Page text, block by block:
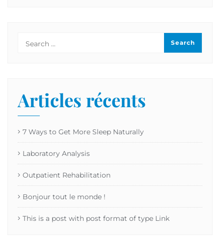
Articles récents
7 Ways to Get More Sleep Naturally
Laboratory Analysis
Outpatient Rehabilitation
Bonjour tout le monde !
This is a post with post format of type Link